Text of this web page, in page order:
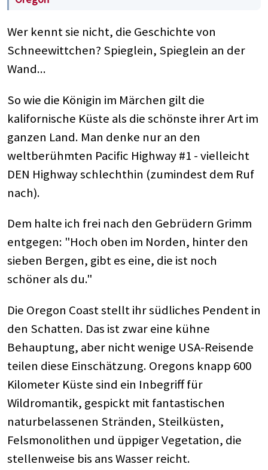
Wer kennt sie nicht, die Geschichte von
Schneewittchen? Spieglein, Spieglein an der
Wand...
So wie die Königin im Märchen gilt die
kalifornische Küste als die schönste ihrer Art im
ganzen Land. Man denke nur an den
weltberühmten Pacific Highway #1 - vielleicht
DEN Highway schlechthin (zumindest dem Ruf
nach).
Dem halte ich frei nach den Gebrüdern Grimm
entgegen: "Hoch oben im Norden, hinter den
sieben Bergen, gibt es eine, die ist noch
schöner als du."
Die Oregon Coast stellt ihr südliches Pendent in
den Schatten. Das ist zwar eine kühne
Behauptung, aber nicht wenige USA-Reisende
teilen diese Einschätzung. Oregons knapp 600
Kilometer Küste sind ein Inbegriff für
Wildromantik, gespickt mit fantastischen
naturbelassenen Stränden, Steilküsten,
Felsmonolithen und üppiger Vegetation, die
stellenweise bis ans Wasser reicht.